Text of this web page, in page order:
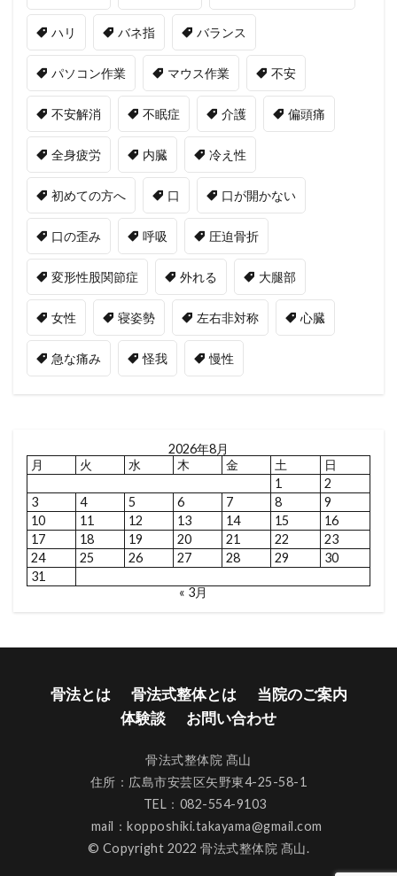
ハリ バネ指 バランス
パソコン作業 マウス作業 不安
不安解消 不眠症 介護 偏頭痛
全身疲労 内臓 冷え性
初めての方へ 口 口が開かない
口の歪み 呼吸 圧迫骨折
変形性股関節症 外れる 大腿部
女性 寝姿勢 左右非対称 心臓
急な痛み 怪我 慢性
2026年8月
月
火 水 木 金 土
日
1
2
3
4 5 6 7 8
9
10
11 12 13 14 15
16
17
18 19 20 21 22
23
24
25 26 27 28 29
30
31
« 3月
骨法とは 骨法式整体とは
当院のご案内
体験談
お問い合わせ
骨法式整体院 髙山
住所：広島市安芸区矢野東4-25-58-1
TEL：082-554-9103
mail：kopposhiki.takayama@gmail.com
© Copyright 2022 骨法式整体院 髙山.